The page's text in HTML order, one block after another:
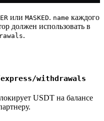
или MASKED. name каждого
должен использовать в
.
withdrawals
USDT на балансе